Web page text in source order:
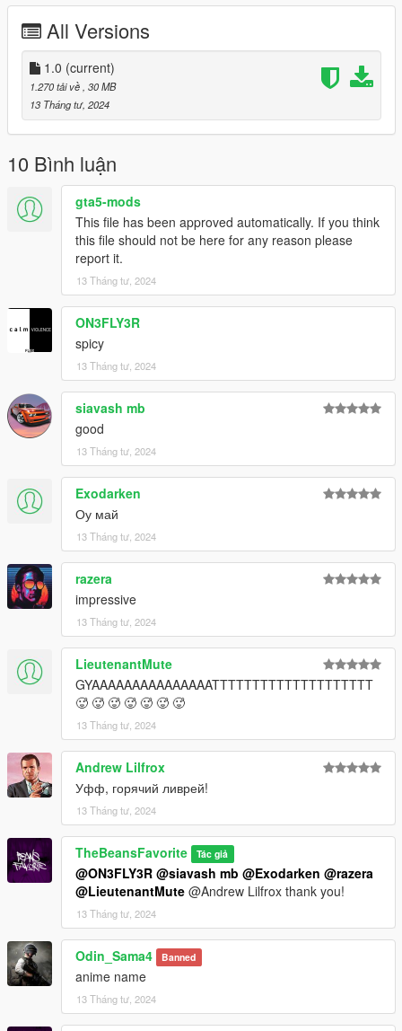
network for all questions
inst: @beansfavorite
All Versions
1.0 (current)
1.270 tải về , 30 MB
13 Tháng tư, 2024
10 Bình luận
gta5-mods
This file has been approved automatically. If you think
this file should not be here for any reason please
report it.
13 Tháng tư, 2024
ON3FLY3R
spicy
13 Tháng tư, 2024
siavash mb
good
13 Tháng tư, 2024
Exodarken
Оу май
13 Tháng tư, 2024
razera
impressive
13 Tháng tư, 2024
LieutenantMute
GYAAAAAAAAAAAAAAATTTTTTTTTTTTTTTTTTTT
🥵 🥵 🥵 🥵 🥵 🥵 🥵
13 Tháng tư, 2024
Andrew Lilfrox
Уфф, горячий ливрей!
13 Tháng tư, 2024
TheBeansFavorite Tác giả
@ON3FLY3R @siavash mb @Exodarken @razera
@LieutenantMute @Andrew Lilfrox thank you!
13 Tháng tư, 2024
Odin_Sama4 Banned
anime name
13 Tháng tư, 2024